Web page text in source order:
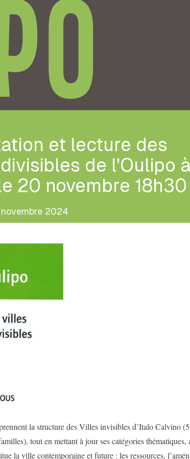
et lecture des
de l'Oulipo
20 novembre 18h30
2024
la structure des Villes invisibles d’Italo Calvino
tout en mettant à jour ses catégories thématiques,
la ville contemporaine et future : les ressources,